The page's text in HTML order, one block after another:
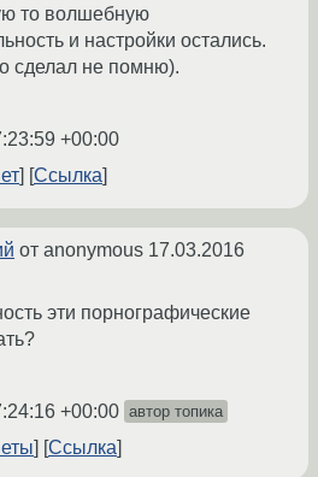
то волшебную
и настройки остались.
сделал не помню).
+00:00
Ссылка
от anonymous 17.03.2016
эти порнографические
+00:00 автор топика
Ссылка